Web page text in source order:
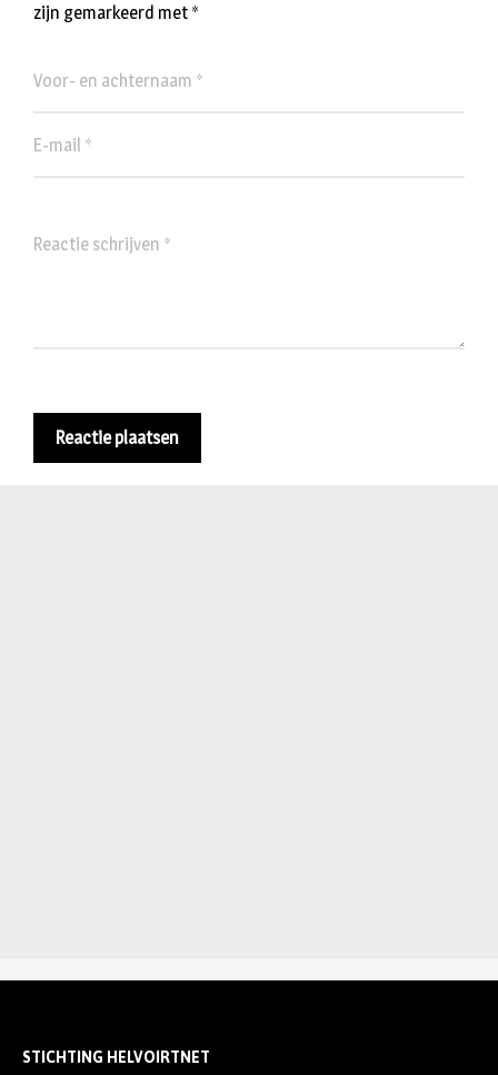
zijn gemarkeerd met *
STICHTING HELVOIRTNET